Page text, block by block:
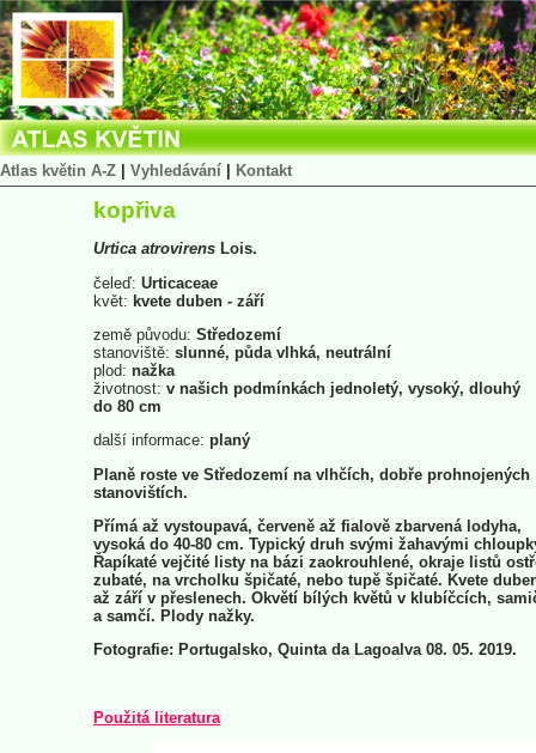
Atlas květin A-Z Vyhledávání Kontakt
kopřiva
Urtica atrovirens Lois.
čeleď: Urticaceae
květ: kvete duben - září
země původu: Středozemí
stanoviště: slunné, půda vlhká, neutrální
plod: nažka
životnost: v našich podmínkách jednoletý, vysoký, dlouhý
do 80 cm
další informace: planý
Planě roste ve Středozemí na vlhčích, dobře prohnojených
stanovištích.
Přímá až vystoupavá, červeně až fialově zbarvená lodyha,
vysoká do 40-80 cm. Typický druh svými žahavými
Řapíkaté vejčité listy na bázi zaokrouhlené, okraje listů
zubaté, na vrcholku špičaté, nebo tupě špičaté. Kvete
až září v přeslenech. Okvětí bílých květů v klubíčcích,
a samčí. Plody nažky.
Fotografie: Portugalsko, Quinta da Lagoalva 08. 05. 2019.
Použitá literatura